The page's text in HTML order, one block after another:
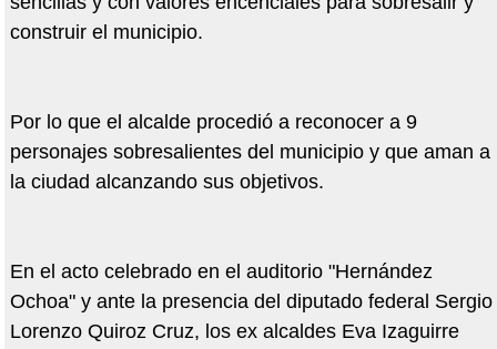
construir el municipio.
Por lo que el alcalde procedió a reconocer a 9
personajes sobresalientes del municipio y que aman a
la ciudad alcanzando sus objetivos.
En el acto celebrado en el auditorio "Hernández
Ochoa" y ante la presencia del diputado federal Sergio
Lorenzo Quiroz Cruz, los ex alcaldes Eva Izaguirre